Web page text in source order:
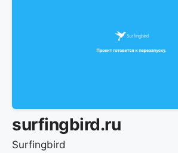
surfingbird.ru
Surfingbird